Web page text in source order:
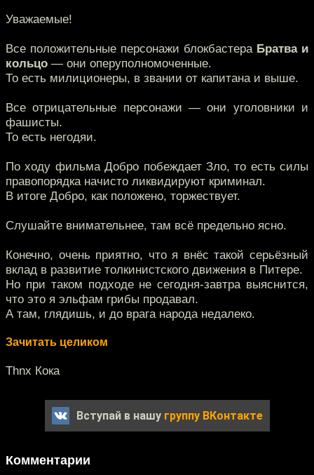
Уважаемые!
Все положительные персонажи блокбастера Братвa и
кольцo — они оперуполномоченные.
То есть милиционеры, в звании от капитана и выше.
Все отрицательные персонажи — они уголовники и
фашисты.
То есть негодяи.
По ходу фильма Добро побеждает Зло, то есть силы
правопорядка начисто ликвидируют криминал.
В итоге Добро, как положено, торжествует.
Слушайте внимательнее, там всё предельно ясно.
Конечно, очень приятно, что я внёс такой серьёзный
вклад в развитие толкинистского движения в Питере.
Но при таком подходе не сегодня-завтра выяснится,
что это я эльфам грибы продавал.
А там, глядишь, и до врага народа недалеко.
Зачитать целиком
Thnx Кока
Вступай в нашу группу ВКонтакте
Комментарии